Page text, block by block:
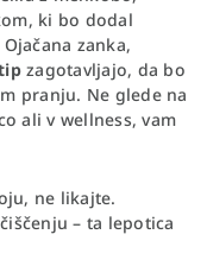
ki bo dodal
zanka,
zagotavljajo, da bo
pranju. Ne glede na
ali v wellness, vam
ne likajte.
– ta lepotica